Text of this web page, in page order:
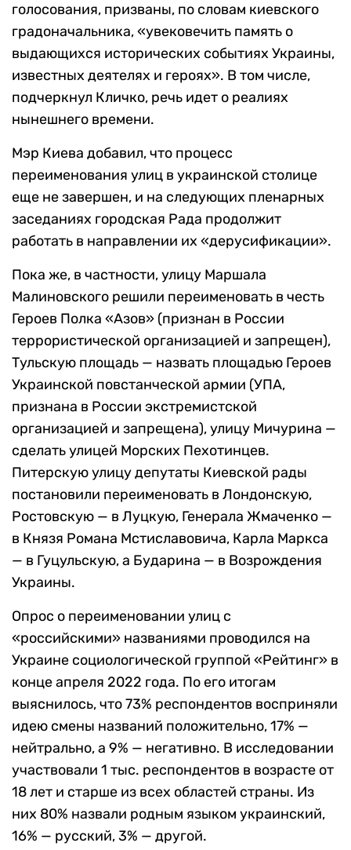
голосования, призваны, по словам киевского
градоначальника, «увековечить память о
выдающихся исторических событиях Украины,
известных деятелях и героях». В том числе,
подчеркнул Кличко, речь идет о реалиях
нынешнего времени.
Мэр Киева добавил, что процесс
переименования улиц в украинской столице
еще не завершен, и на следующих пленарных
заседаниях городская Рада продолжит
работать в направлении их «дерусификации».
Пока же, в частности, улицу Маршала
Малиновского решили переименовать в честь
Героев Полка «Азов» (признан в России
террористической организацией и запрещен),
Тульскую площадь — назвать площадью Героев
Украинской повстанческой армии (УПА,
признана в России экстремистской
организацией и запрещена), улицу Мичурина —
сделать улицей Морских Пехотинцев.
Питерскую улицу депутаты Киевской рады
постановили переименовать в Лондонскую,
Ростовскую — в Луцкую, Генерала Жмаченко —
в Князя Романа Мстиславовича, Карла Маркса
— в Гуцульскую, а Бударина — в Возрождения
Украины.
Опрос о переименовании улиц с
«российскими» названиями проводился на
Украине социологической группой «Рейтинг» в
конце апреля 2022 года. По его итогам
выяснилось, что 73% респондентов восприняли
идею смены названий положительно, 17% —
нейтрально, а 9% — негативно. В исследовании
участвовали 1 тыс. респондентов в возрасте от
18 лет и старше из всех областей страны. Из
них 80% назвали родным языком украинский,
16% — русский, 3% — другой.